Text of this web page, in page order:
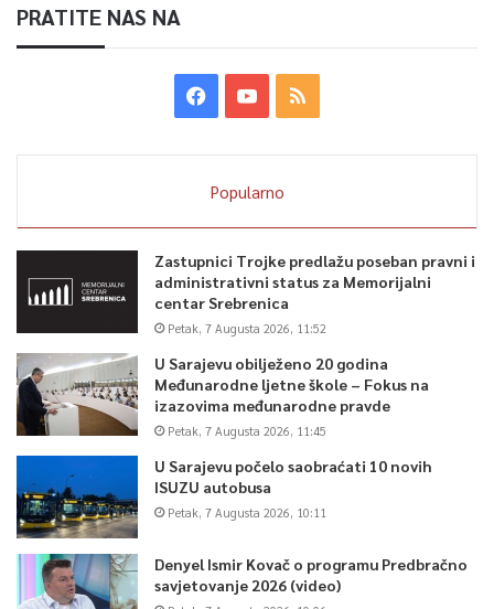
PRATITE NAS NA
Popularno
Zastupnici Trojke predlažu poseban pravni i
administrativni status za Memorijalni
centar Srebrenica
Petak, 7 Augusta 2026, 11:52
U Sarajevu obilježeno 20 godina
Međunarodne ljetne škole – Fokus na
izazovima međunarodne pravde
Petak, 7 Augusta 2026, 11:45
U Sarajevu počelo saobraćati 10 novih
ISUZU autobusa
Petak, 7 Augusta 2026, 10:11
Denyel Ismir Kovač o programu Predbračno
savjetovanje 2026 (video)